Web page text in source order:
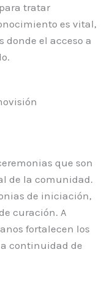
tratar
es vital,
donde el acceso a
que son
de la comunidad.
de iniciación,
curación. A
fortalecen los
continuidad de